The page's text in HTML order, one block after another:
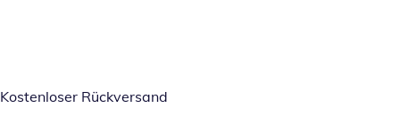
Kostenloser Rückversand